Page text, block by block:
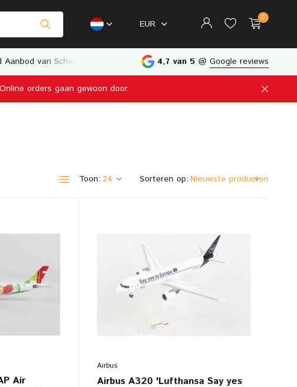
EUR
0
Aanbod van Schaalmodellen Fysieke Winkel in Nederland
4,7 van 5 @ Google reviews
orders gaan gewoon door.
Toon: Sorteren op:
Air
Airbus
Airbus A320 'Lufthansa Say yes